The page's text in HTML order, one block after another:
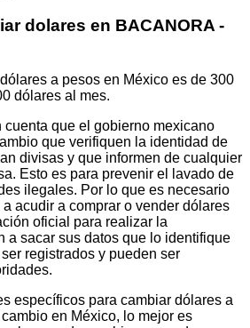
dolares en BACANORA -
a pesos en México es de 300
dólares al mes.
cuenta que el gobierno mexicano
que verifiquen la identidad de
divisas y que informen de cualquier
Esto es para prevenir el lavado de
ilegales. Por lo que es necesario
acudir a comprar o vender dólares
oficial para realizar la
a sacar sus datos que lo identifique
registrados y pueden ser
específicos para cambiar dólares a
en México, lo mejor es